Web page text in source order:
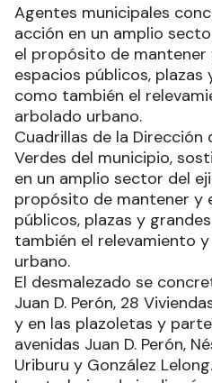
Agentes municipales
acción en un amplio
el propósito de mantener
espacios públicos, plazas
como también el
arbolado urbano.
Cuadrillas de la Dirección
Verdes del municipio,
en un amplio sector del
propósito de mantener y
públicos, plazas y
también el relevamiento
urbano.
El desmalezado se
Juan D. Perón, 28
y en las plazoletas y
avenidas Juan D. Perón,
Uriburu y González Lelong.